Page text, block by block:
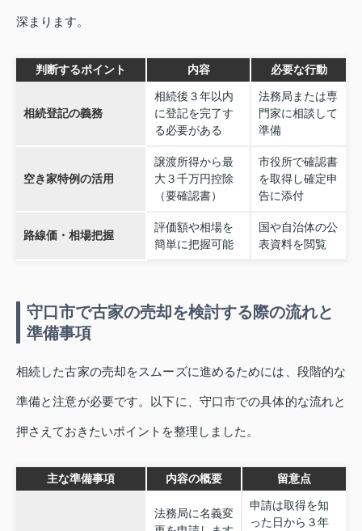
深まります。
判断するポイント 内容 必要な行動
相続登記の義務
相続後３年以内
に登記を完了す
る必要がある
法務局または専
門家に相談して
準備
空き家特例の活用
譲渡所得から最
大３千万円控除
（要確認書）
市役所で確認書
を取得し確定申
告に添付
路線価・相場把握
評価額や相場を
簡単に把握可能
国や自治体の公
表資料を閲覧
守口市で古家の売却を検討する際の流れと
準備事項
相続した古家の売却をスムーズに進めるためには、段階的な
準備と注意が必要です。以下に、守口市での具体的な流れと
押さえておきたいポイントを整理しました。
主な準備事項 内容の概要 留意点
法務局に名義変
申請は取得を知
った日から３年